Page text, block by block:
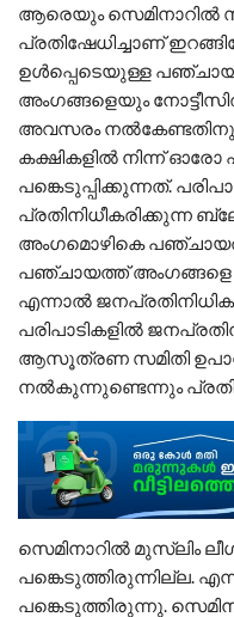
ആരെയും സെമിനാറിൽ
പ്രതിഷേധിച്ചാണ്
ഉൾപ്പെടെയുള്ള
അംഗങ്ങളെയും
അവസരം നൽകേണ്ടതിനു
കക്ഷികളിൽ നിന്ന് ഓരോ
പങ്കെടുപ്പിക്കുന്നത്.
പ്രതിനിധീകരിക്കുന്ന
അംഗമൊഴികെ
പഞ്ചായത്ത്
എന്നാൽ
പരിപാടികളിൽ
ആസൂത്രണ സമിതി
നൽകുന്നുണ്ടെന്നും
സെമിനാറിൽ മുസ്ലിം
പങ്കെടുത്തിരുന്നില്ല.
പങ്കെടുത്തിരുന്നു.